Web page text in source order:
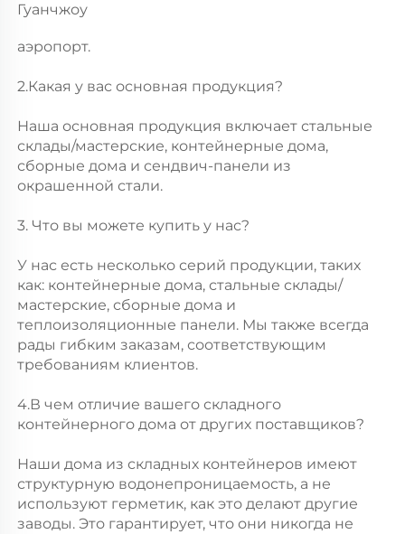
Гуанчжоу
аэропорт.
2.Какая у вас основная продукция?
Наша основная продукция включает стальные
склады/мастерские, контейнерные дома,
сборные дома и сендвич-панели из
окрашенной стали.
3. Что вы можете купить у нас?
У нас есть несколько серий продукции, таких
как: контейнерные дома, стальные склады/
мастерские, сборные дома и
теплоизоляционные панели. Мы также всегда
рады гибким заказам, соответствующим
требованиям клиентов.
4.В чем отличие вашего складного
контейнерного дома от других поставщиков?
Наши дома из складных контейнеров имеют
структурную водонепроницаемость, а не
используют герметик, как это делают другие
заводы. Это гарантирует, что они никогда не